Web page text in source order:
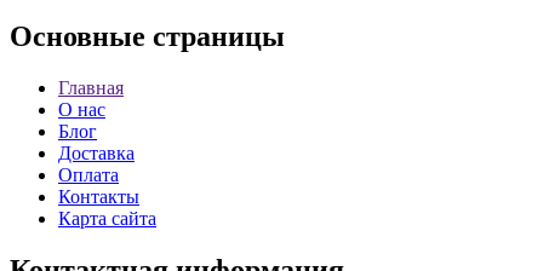
Основные страницы
Главная
О нас
Блог
Доставка
Оплата
Контакты
Карта сайта